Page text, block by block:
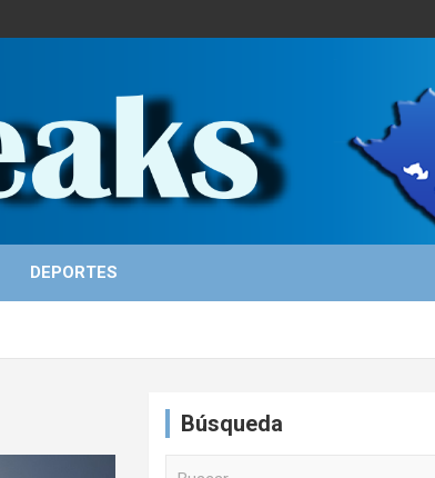
DEPORTES
Búsqueda